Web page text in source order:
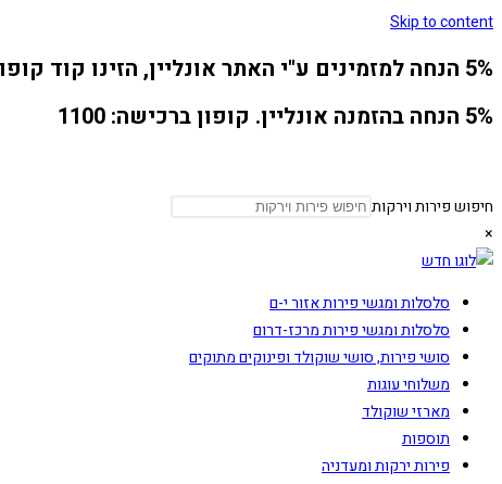
Skip to content
5% הנחה למזמינים ע"י האתר אונליין, הזינו קוד קופון 1100 ברכישה
5% הנחה בהזמנה אונליין. קופון ברכישה: 1100
חיפוש פירות וירקות
×
סלסלות ומגשי פירות אזור י-ם
סלסלות ומגשי פירות מרכז-דרום
סושי פירות, סושי שוקולד ופינוקים מתוקים
משלוחי עוגות
מארזי שוקולד
תוספות
פירות ירקות ומעדניה